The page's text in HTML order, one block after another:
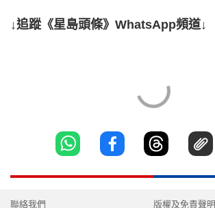
↓追蹤《星島頭條》WhatsApp頻道↓
聯絡我們 版權及免責聲明